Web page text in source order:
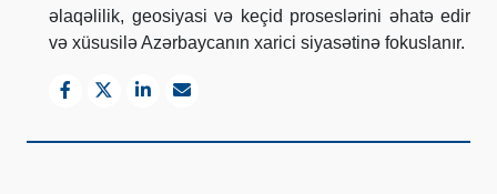
əlaqəlilik, geosiyasi və keçid proseslərini əhatə edir
və xüsusilə Azərbaycanın xarici siyasətinə fokuslanır.